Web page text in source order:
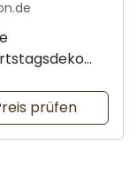
prüfen